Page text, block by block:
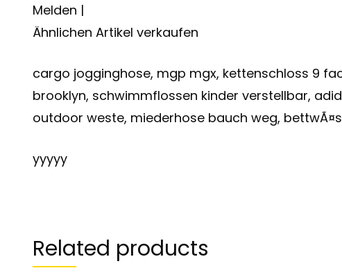
Melden |
Ähnlichen Artikel verkaufen
cargo jogginghose, mgp mgx, kettenschloss 9
brooklyn, schwimmflossen kinder verstellbar,
outdoor weste, miederhose bauch weg,
yyyyy
Related products